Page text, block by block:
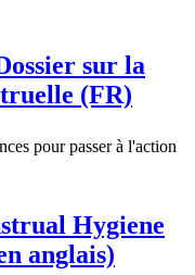
sur la
(FR)
pour passer à l'action
Hygiene
anglais)